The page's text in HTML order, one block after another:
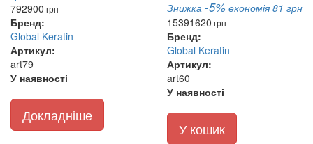
792900 грн
Бренд:
Global Keratin
Артикул:
art79
У наявності
Докладніше
Знижка -5% економія 81 грн
15391620 грн
Бренд:
Global Keratin
Артикул:
art60
У наявності
У кошик